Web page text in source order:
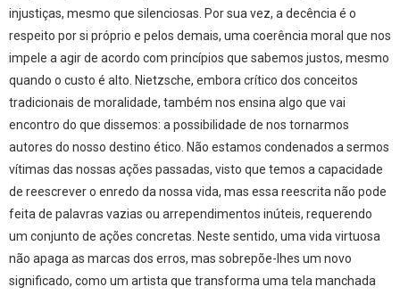
injustiças, mesmo que silenciosas. Por sua vez, a decência é o
respeito por si próprio e pelos demais, uma coerência moral que nos
impele a agir de acordo com princípios que sabemos justos, mesmo
quando o custo é alto. Nietzsche, embora crítico dos conceitos
tradicionais de moralidade, também nos ensina algo que vai
encontro do que dissemos: a possibilidade de nos tornarmos
autores do nosso destino ético. Não estamos condenados a sermos
vítimas das nossas ações passadas, visto que temos a capacidade
de reescrever o enredo da nossa vida, mas essa reescrita não pode
feita de palavras vazias ou arrependimentos inúteis, requerendo
um conjunto de ações concretas. Neste sentido, uma vida virtuosa
não apaga as marcas dos erros, mas sobrepõe-lhes um novo
significado, como um artista que transforma uma tela manchada